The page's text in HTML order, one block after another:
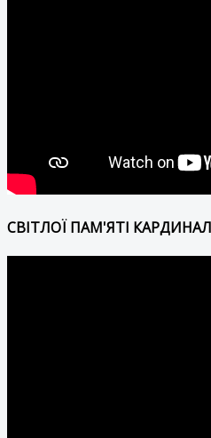
СВІТЛОЇ ПАМ'ЯТІ